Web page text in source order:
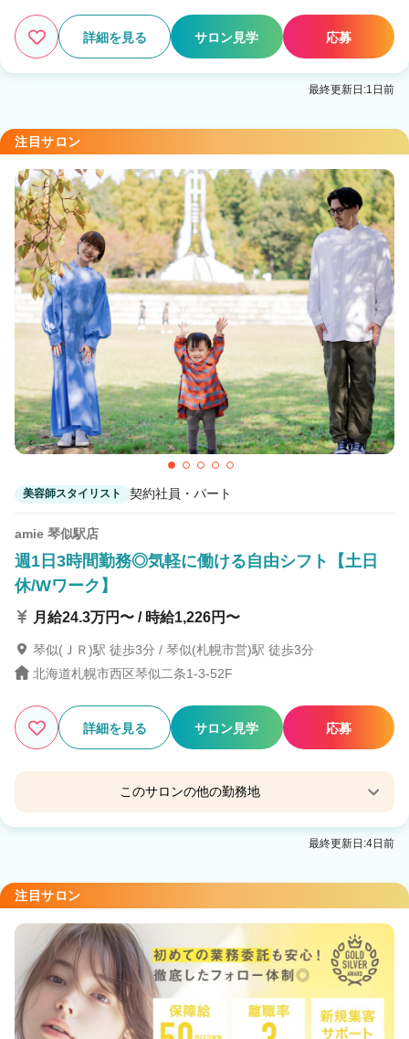
詳細を見る サロン見学 応募
最終更新日:1日前
注目サロン
美容師スタイリスト 契約社員・パート
amie 琴似駅店
週1日3時間勤務◎気軽に働ける自由シフト【土日
休/Wワーク】
月給24.3万円〜 / 時給1,226円〜
琴似(ＪＲ)駅 徒歩3分 / 琴似(札幌市営)駅 徒歩3分
北海道札幌市西区琴似二条1-3-52F
詳細を見る サロン見学 応募
このサロンの他の勤務地
amie 札幌店
amie 札幌大通店
最終更新日:4日前
注目サロン